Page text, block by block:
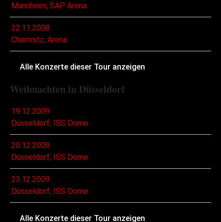
Mannheim, SAP Arena
22.11.2008
Chemnitz, Arena
Alle Konzerte dieser Tour anzeigen
Weihnachten in Düsseldorf
19.12.2009
Düsseldorf, ISS Dome
20.12.2009
Düsseldorf, ISS Dome
23.12.2009
Düsseldorf, ISS Dome
Alle Konzerte dieser Tour anzeigen